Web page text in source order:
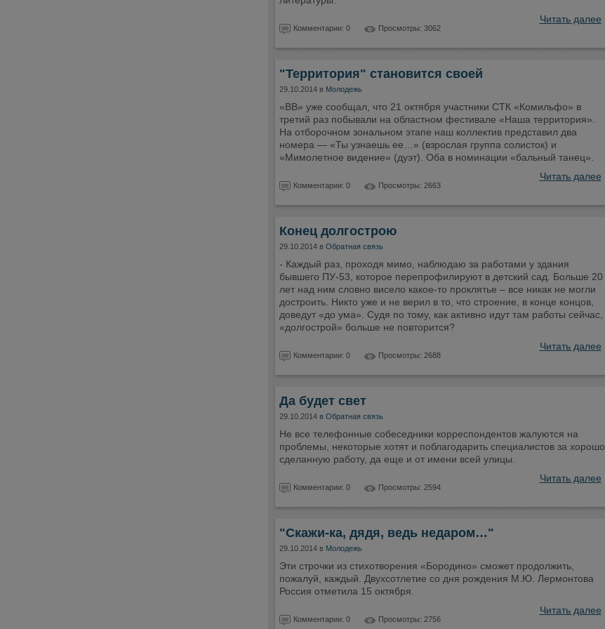
Читать далее
Комментарии: 0 Просмотры: 3062
"Территория" становится своей
29.10.2014 в Молодежь
«ВВ» уже сообщал, что 21 октября участники СТК «Комильфо» в
третий раз побывали на областном фестивале «Наша территория».
На отборочном зональном этапе наш коллектив представил два
номера — «Ты узнаешь ее…» (взрослая группа солисток) и
«Мимолетное видение» (дуэт). Оба в номинации «бальный танец».
Читать далее
Комментарии: 0 Просмотры: 2663
Конец долгострою
29.10.2014 в Обратная связь
- Каждый раз, проходя мимо, наблюдаю за работами у здания
бывшего ПУ-53, которое перепрофилируют в детский сад. Больше 20
лет над ним словно висело какое-то проклятье – все никак не могли
достроить. Никто уже и не верил в то, что строение, в конце концов,
доведут «до ума». Судя по тому, как активно идут там работы сейчас,
«долгострой» больше не повторится?
Читать далее
Комментарии: 0 Просмотры: 2688
Да будет свет
29.10.2014 в Обратная связь
Не все телефонные собеседники корреспондентов жалуются на
проблемы, некоторые хотят и поблагодарить специалистов за хорошо
сделанную работу, да еще и от имени всей улицы.
Читать далее
Комментарии: 0 Просмотры: 2594
"Скажи-ка, дядя, ведь недаром…"
29.10.2014 в Молодежь
Эти строчки из стихотворения «Бородино» сможет продолжить,
пожалуй, каждый. Двухсотлетие со дня рождения М.Ю. Лермонтова
Россия отметила 15 октября.
Читать далее
Комментарии: 0 Просмотры: 2756